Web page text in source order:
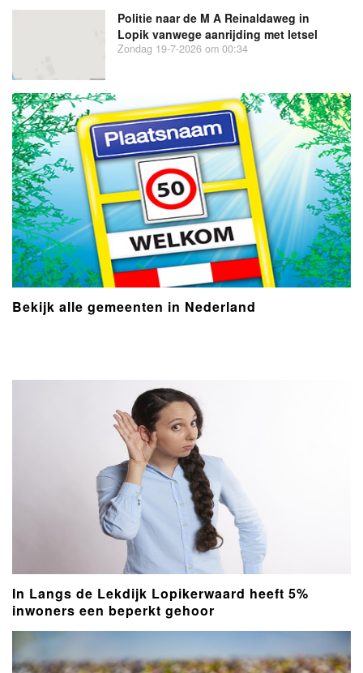
Politie naar de M A Reinaldaweg in
Lopik vanwege aanrijding met letsel
Zondag 19-7-2026 om 00:34
Bekijk alle gemeenten in Nederland
In Langs de Lekdijk Lopikerwaard heeft 5%
inwoners een beperkt gehoor